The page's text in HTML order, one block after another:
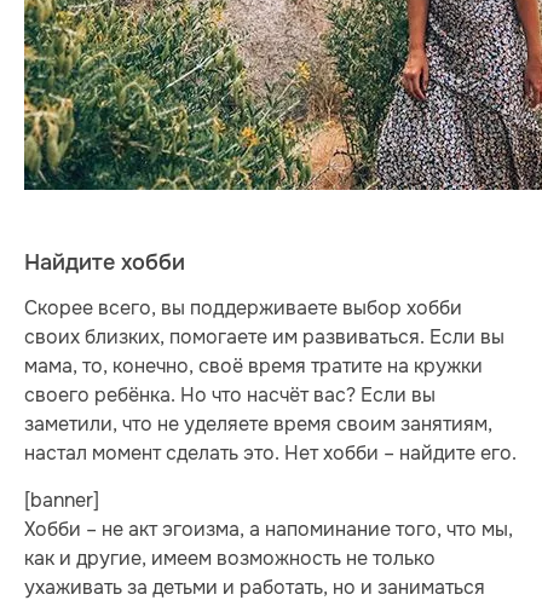
Найдите хобби
Скорее всего, вы поддерживаете выбор хобби
своих близких, помогаете им развиваться. Если вы
мама, то, конечно, своё время тратите на кружки
своего ребёнка. Но что насчёт вас? Если вы
заметили, что не уделяете время своим занятиям,
настал момент сделать это. Нет хобби – найдите его.
[banner]
Хобби – не акт эгоизма, а напоминание того, что мы,
как и другие, имеем возможность не только
ухаживать за детьми и работать, но и заниматься